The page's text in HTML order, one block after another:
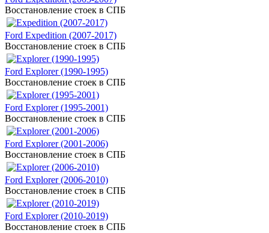
Восстановление стоек в СПБ
Ford Expedition (2007-2017)
Восстановление стоек в СПБ
Ford Explorer (1990-1995)
Восстановление стоек в СПБ
Ford Explorer (1995-2001)
Восстановление стоек в СПБ
Ford Explorer (2001-2006)
Восстановление стоек в СПБ
Ford Explorer (2006-2010)
Восстановление стоек в СПБ
Ford Explorer (2010-2019)
Восстановление стоек в СПБ